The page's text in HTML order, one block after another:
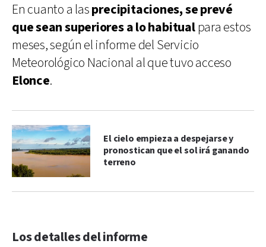
En cuanto a lasprecipitaciones, se prevé
que sean superiores a lo habitualpara estos
meses, según el informe del Servicio
Meteorológico Nacional al que tuvo acceso
Elonce.
El cielo empieza a despejarse y
pronostican que el sol irá ganando
terreno
Los detalles del informe